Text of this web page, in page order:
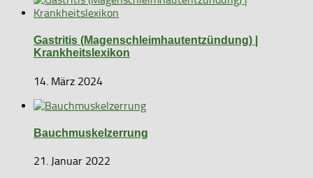
Gastritis (Magenschleimhautentzündung) |
Krankheitslexikon
14. März 2024
Bauchmuskelzerrung
21. Januar 2022